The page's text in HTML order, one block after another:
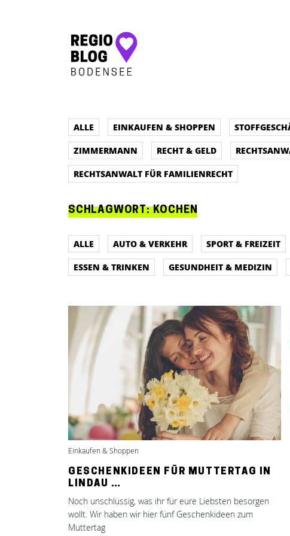
Hauptnavigation
ALLE EINKAUFEN & SHOPPEN
ZIMMERMANN
RECHT & GELD
RECHTSANWALT FÜR FAMILIENRECHT
SCHLAGWORT:KOCHEN
ALLE AUTO & VERKEHR SPORT & FREIZEIT
ESSEN & TRINKEN
GESUNDHEIT & MEDIZIN
Einkaufen & Shoppen
GESCHENKIDEEN FÜR MUTTERTAG IN
LINDAU …
Noch unschlüssig, was ihr für eure Liebsten besorgen
wollt. Wir haben wir hier fünf Geschenkideen zum
Muttertag